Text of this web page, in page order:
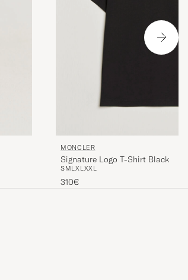
MONCLER
Signature Logo T-Shirt Black
SMLXL XXL
310€